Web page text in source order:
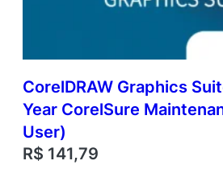
a
e
CorelDRAW Graphics
Year CorelSure
User)
R$ 141,79